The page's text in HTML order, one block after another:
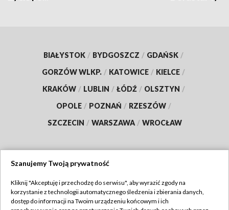
BIAŁYSTOK / BYDGOSZCZ / GDAŃSK /
GORZÓW WLKP. / KATOWICE / KIELCE /
KRAKÓW / LUBLIN / ŁÓDŹ / OLSZTYN /
OPOLE / POZNAŃ / RZESZÓW /
SZCZECIN / WARSZAWA / WROCŁAW
TVP
Szanujemy Twoją prywatność
Kliknij "Akceptuję i przechodzę do serwisu", aby wyrazić zgody na
korzystanie z technologii automatycznego śledzenia i zbierania danych,
dostęp do informacji na Twoim urządzeniu końcowym i ich